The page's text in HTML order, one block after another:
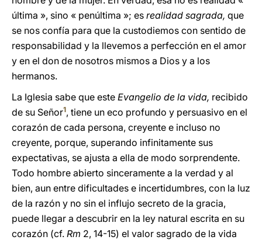
última », sino « penúltima »; es realidad sagrada, que
se nos confía para que la custodiemos con sentido de
responsabilidad y la llevemos a perfección en el amor
y en el don de nosotros mismos a Dios y a los
hermanos.
La Iglesia sabe que este Evangelio de la vida, recibido
de su Señor1, tiene un eco profundo y persuasivo en el
corazón de cada persona, creyente e incluso no
creyente, porque, superando infinitamente sus
expectativas, se ajusta a ella de modo sorprendente.
Todo hombre abierto sinceramente a la verdad y al
bien, aun entre dificultades e incertidumbres, con la luz
de la razón y no sin el influjo secreto de la gracia,
puede llegar a descubrir en la ley natural escrita en su
corazón (cf. Rm 2, 14-15) el valor sagrado de la vida